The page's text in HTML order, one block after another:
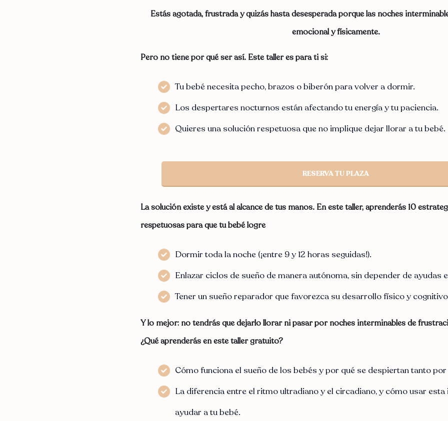
Estás agotada, frustrada y quizás hasta desesperada porque las noches
emocional y físicamente.
Pero no tiene por qué ser así. Este taller es para ti si:
Tu bebé necesita pecho, brazos o biberón para volver a dormir.
Los despertares nocturnos están afectando tu energía y tu paciencia.
Quieres una solución respetuosa que no implique dejar llorar a tu bebé.
RESERVA TU PLAZA
La solución existe y está al alcance de tus manos. En este taller, aprenderás10
respetuosaspara que tu bebé logre
Dormir toda la noche (¡entre 9 y 12 horas seguidas!).
Enlazar ciclos de sueño de manera autónoma, sin depender de ayudas
Tener un sueño reparador que favorezca su desarrollo físico y
Y lo mejor: no tendrás que dejarlo llorar ni pasar por noches interminables de
¿Qué aprenderás en este taller gratuito?
Cómo funciona el sueño de los bebés y por qué se despiertan tanto por
La diferencia entre el ritmo ultradiano y el circadiano, y cómo usar
ayudar a tu bebé.